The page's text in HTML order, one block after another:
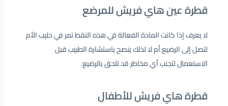
قطرة عين هاي فريش للمرضع
لا يعرف إذا كانت المادة الفعالة في هذه النقط تمر في حليب الأم
لتصل إلى الرضيع أم لا لذلك ينصح باستشارة الطبيب قبل
الاستعمال لتجنب أي مخاطر قد تلحق بالرضيع.
قطرة هاي فريش للأطفال